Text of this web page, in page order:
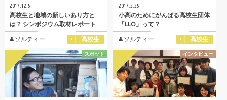
2017.12.5
高校生と地域の新しいあり方と
は？ シンポジウム取材レポート
ソルティー
高校生
2017.2.25
小高のためにがんばる高校生団体
「LLO」って？
ソルティー
高校生
スポット インタビュー